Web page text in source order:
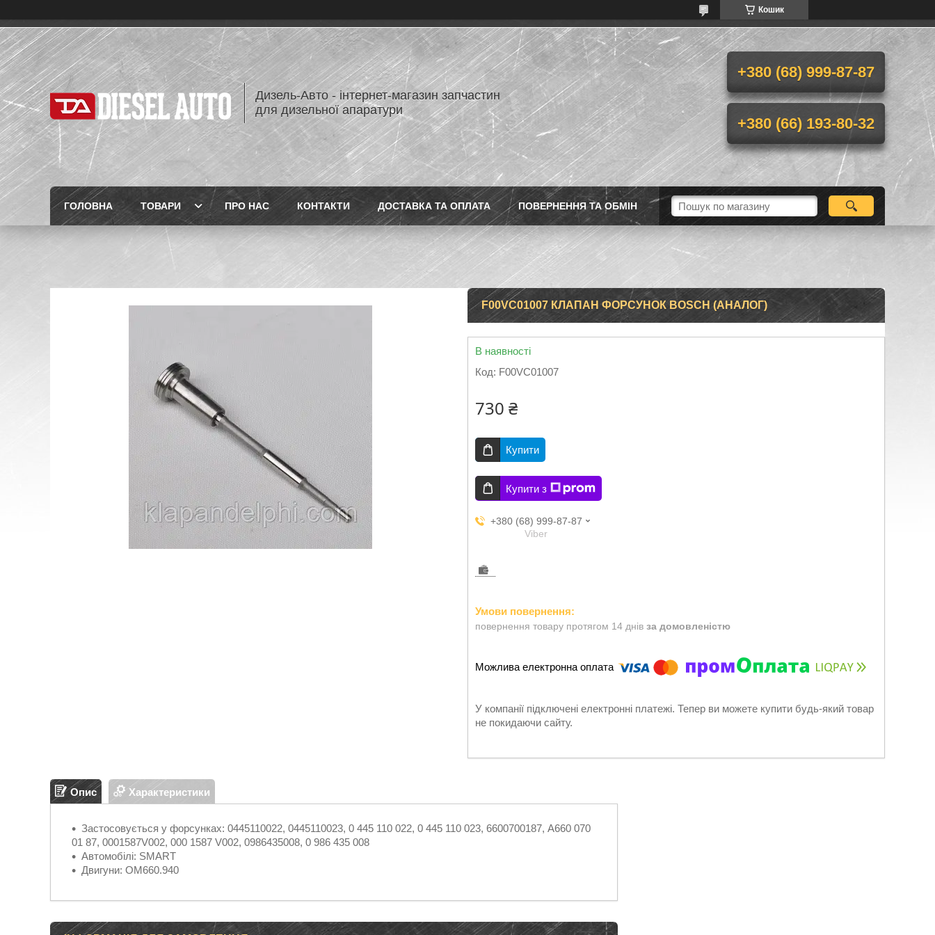
Кошик
Дизель-Авто - інтернет-магазин запчастин
для дизельної апаратури
+380 (68) 999-87-87
+380 (66) 193-80-32
ГОЛОВНА ТОВАРИ ПРО НАС КОНТАКТИ ДОСТАВКА ТА ОПЛАТА ПОВЕРНЕННЯ ТА ОБМІН
F00VC01007 КЛАПАН ФОРСУНОК BOSCH (АНАЛОГ)
В наявності
Код: F00VC01007
730 ₴
Купити
Купити з
+380 (68) 999-87-87
Viber
повернення товару протягом 14 днів за домовленістю
У компанії підключені електронні платежі. Тепер ви можете купити будь-який товар
не покидаючи сайту.
Опис Характеристики
Застосовується у форсунках: 0445110022, 0445110023, 0 445 110 022, 0 445 110 023, 6600700187, A660 070
01 87, 0001587V002, 000 1587 V002, 0986435008, 0 986 435 008
Автомобілі: SMART
Двигуни: OM660.940